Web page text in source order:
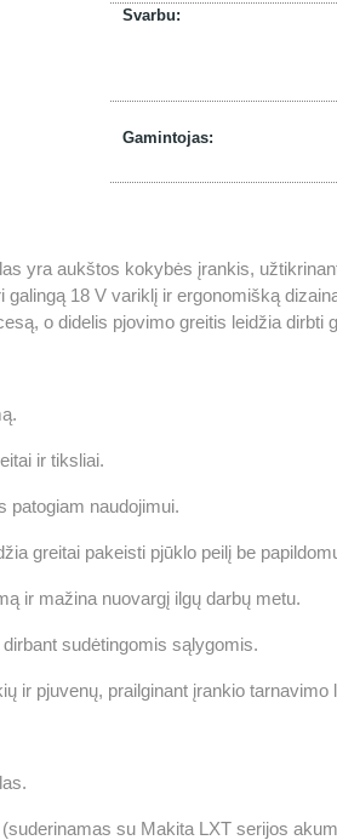
Svarbu:
Gamintojas:
yra aukštos kokybės įrankis,
18 V variklį ir ergonomišką
o didelis pjovimo greitis leidžia dirbti
ir tiksliai.
patogiam naudojimui.
greitai pakeisti pjūklo peilį be
ir mažina nuovargį ilgų darbų metu.
sudėtingomis sąlygomis.
ir pjuvenų, prailginant įrankio tarnavimo
su Makita LXT serijos